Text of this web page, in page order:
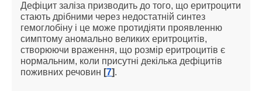
Дефіцит заліза призводить до того, що еритроцити
стають дрібними через недостатній синтез
гемоглобіну і це може протидіяти проявленню
симптому аномально великих еритроцитів,
створюючи враження, що розмір еритроцитів є
нормальним, коли присутні декілька дефіцитів
поживних речовин [7].